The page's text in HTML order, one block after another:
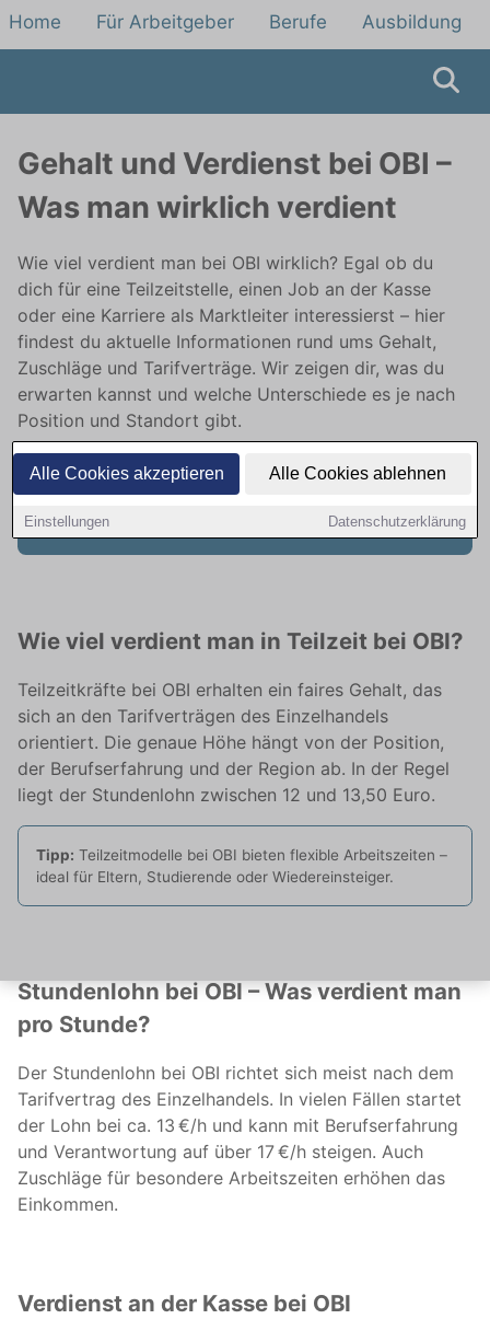
Alle Cookies akzeptieren Alle Cookies ablehnen
Einstellungen Datenschutzerklärung
Home Für Arbeitgeber Berufe Ausbildung
Gehalt und Verdienst bei OBI –
Was man wirklich verdient
Wie viel verdient man bei OBI wirklich? Egal ob du
dich für eine Teilzeitstelle, einen Job an der Kasse
oder eine Karriere als Marktleiter interessierst – hier
findest du aktuelle Informationen rund ums Gehalt,
Zuschläge und Tarifverträge. Wir zeigen dir, was du
erwarten kannst und welche Unterschiede es je nach
Position und Standort gibt.
Jetzt Teilzeitstellen bei OBI
Wie viel verdient man in Teilzeit bei OBI?
Teilzeitkräfte bei OBI erhalten ein faires Gehalt, das
sich an den Tarifverträgen des Einzelhandels
orientiert. Die genaue Höhe hängt von der Position,
der Berufserfahrung und der Region ab. In der Regel
liegt der Stundenlohn zwischen 12 und 13,50 Euro.
Tipp: Teilzeitmodelle bei OBI bieten flexible Arbeitszeiten –
ideal für Eltern, Studierende oder Wiedereinsteiger.
Stundenlohn bei OBI – Was verdient man
pro Stunde?
Der Stundenlohn bei OBI richtet sich meist nach dem
Tarifvertrag des Einzelhandels. In vielen Fällen startet
der Lohn bei ca. 13 €/h und kann mit Berufserfahrung
und Verantwortung auf über 17 €/h steigen. Auch
Zuschläge für besondere Arbeitszeiten erhöhen das
Einkommen.
Verdienst an der Kasse bei OBI